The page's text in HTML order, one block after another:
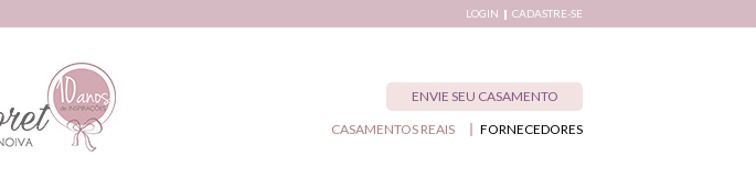
LOGIN CADASTRE-SE
ENVIE SEU CASAMENTO
FORNECEDORES
CASAMENTOS REAIS